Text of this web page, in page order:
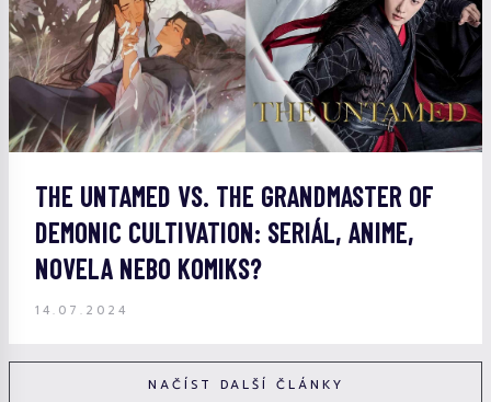
THE UNTAMED VS. THE GRANDMASTER OF
DEMONIC CULTIVATION: SERIÁL, ANIME,
NOVELA NEBO KOMIKS?
14.07.2024
NAČÍST DALŠÍ ČLÁNKY